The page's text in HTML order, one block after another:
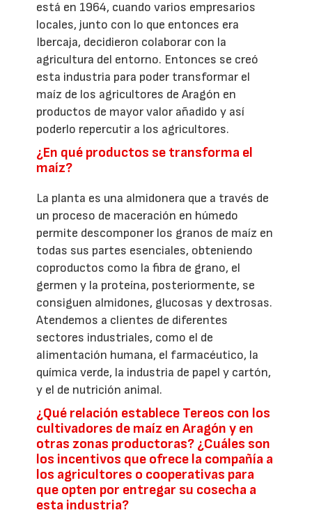
está en 1964, cuando varios empresarios
locales, junto con lo que entonces era
Ibercaja, decidieron colaborar con la
agricultura del entorno. Entonces se creó
esta industria para poder transformar el
maíz de los agricultores de Aragón en
productos de mayor valor añadido y así
poderlo repercutir a los agricultores.
¿En qué productos se transforma el
maíz?
La planta es una almidonera que a través de
un proceso de maceración en húmedo
permite descomponer los granos de maíz en
todas sus partes esenciales, obteniendo
coproductos como la fibra de grano, el
germen y la proteína, posteriormente, se
consiguen almidones, glucosas y dextrosas.
Atendemos a clientes de diferentes
sectores industriales, como el de
alimentación humana, el farmacéutico, la
química verde, la industria de papel y cartón,
y el de nutrición animal.
¿Qué relación establece Tereos con los
cultivadores de maíz en Aragón y en
otras zonas productoras? ¿Cuáles son
los incentivos que ofrece la compañía a
los agricultores o cooperativas para
que opten por entregar su cosecha a
esta industria?